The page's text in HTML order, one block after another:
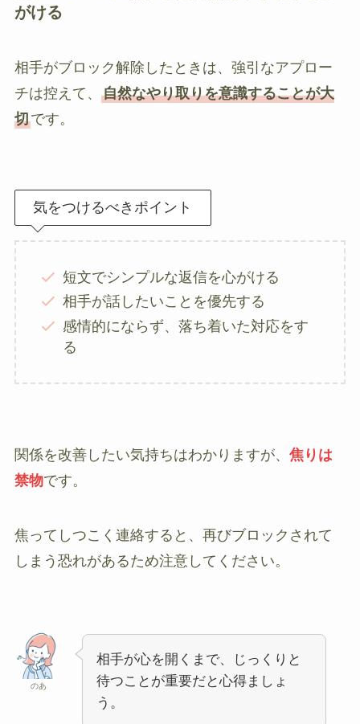
がける
相手がブロック解除したときは、強引なアプロー
チは控えて、 自然なやり取りを意識することが大
切です。
気をつけるべきポイント
短文でシンプルな返信を心がける
相手が話したいことを優先する
感情的にならず、落ち着いた対応をす
る
関係を改善したい気持ちはわかりますが、 焦りは
禁物です。
焦ってしつこく連絡すると、再びブロックされて
しまう恐れがあるため注意してください。
のあ
相手が心を開くまで、じっくりと
待つことが重要だと心得ましょ
う。